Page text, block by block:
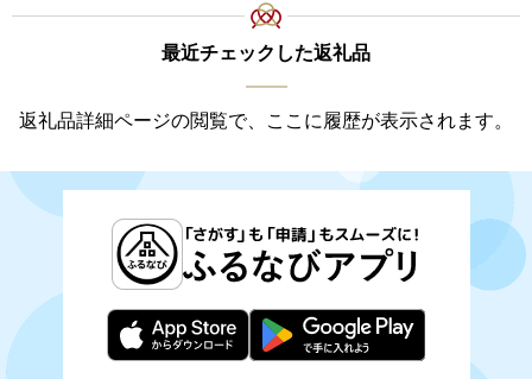
最近チェックした返礼品
返礼品詳細ページの閲覧で、ここに履歴が表示されます。